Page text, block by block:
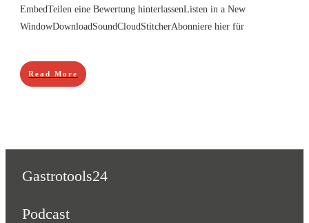
EmbedTeilen eine Bewertung hinterlassenListen in a New
WindowDownloadSoundCloudStitcherAbonniere hier für
Read More
Gastrotools24
Podcast